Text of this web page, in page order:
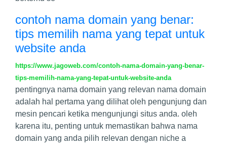
contoh nama domain yang benar:
tips memilih nama yang tepat untuk
website anda
https://www.jagoweb.com/contoh-nama-domain-yang-benar-
tips-memilih-nama-yang-tepat-untuk-website-anda
pentingnya nama domain yang relevan nama domain
adalah hal pertama yang dilihat oleh pengunjung dan
mesin pencari ketika mengunjungi situs anda. oleh
karena itu, penting untuk memastikan bahwa nama
domain yang anda pilih relevan dengan niche a